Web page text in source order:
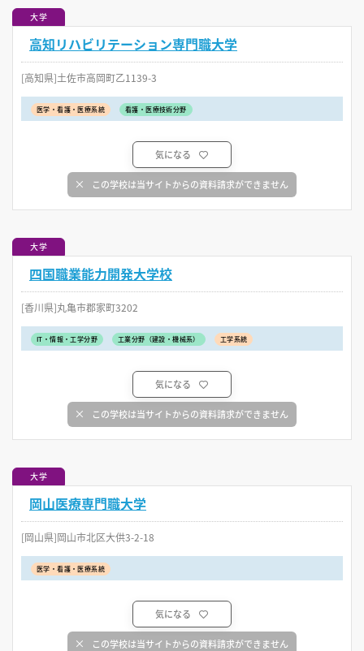
大学
高知リハビリテーション専門職大学
[高知県]土佐市高岡町乙1139-3
医学・看護・医療系統 看護・医療技術分野
気になる
この学校は当サイトからの資料請求ができません
大学
四国職業能力開発大学校
[香川県]丸亀市郡家町3202
IT・情報・工学分野 工業分野（建設・機械系） 工学系統
気になる
この学校は当サイトからの資料請求ができません
大学
岡山医療専門職大学
[岡山県]岡山市北区大供3-2-18
医学・看護・医療系統
気になる
この学校は当サイトからの資料請求ができません